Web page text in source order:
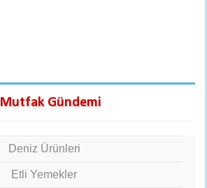
Mutfak Gündemi
Deniz Ürünleri
Etli Yemekler